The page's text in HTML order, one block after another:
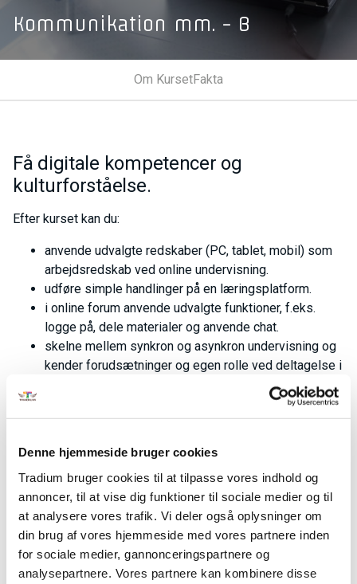
Denne hjemmeside bruger cookies
Tradium bruger cookies til at tilpasse vores indhold og
annoncer, til at vise dig funktioner til sociale medier og til
at analysere vores trafik. Vi deler også oplysninger om
din brug af vores hjemmeside med vores partnere inden
for sociale medier, gannonceringspartnere og
analysepartnere. Vores partnere kan kombinere disse
Kommunikation mm. - B
Om KursetFakta
Få digitale kompetencer og
kulturforståelse.
Efter kurset kan du:
anvende udvalgte redskaber (PC, tablet, mobil) som
arbejdsredskab ved online undervisning.
udføre simple handlinger på en læringsplatform.
i online forum anvende udvalgte funktioner, f.eks.
logge på, dele materialer og anvende chat.
skelne mellem synkron og asynkron undervisning og
kender forudsætninger og egen rolle ved deltagelse i
Du får desuden viden om digitale redskaber til læsning og
betydning og hvad kulturforskelle indebærer og kan
dermed tilpasse kommunikation til samarbejdspartnerens
kulturbaggrund og forventning til service samt til
virksomhedens servicemål.
Du kan, på baggrund af egen kulturel selvforståelse, samt